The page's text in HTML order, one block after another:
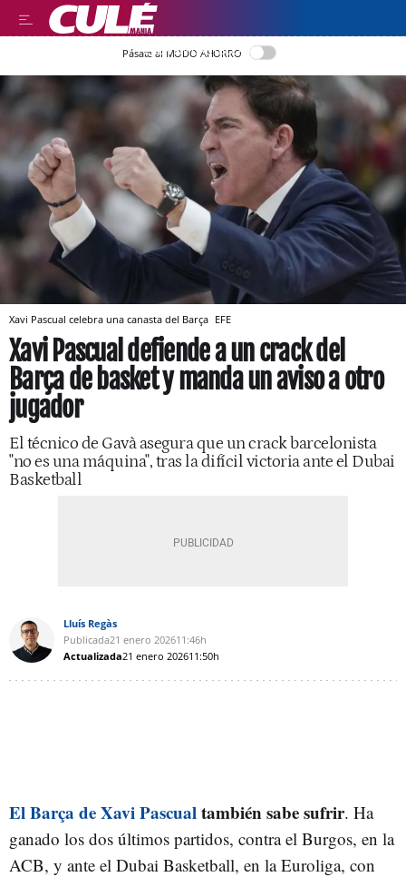
LEER EN CASTELLANO
Pásate al MODO AHORRO
Xavi Pascual celebra una canasta del Barça EFE
Xavi Pascual defiende a un crack del
Barça de basket y manda un aviso a otro
jugador
El técnico de Gavà asegura que un crack barcelonista
"no es una máquina", tras la difícil victoria ante el Dubai
Basketball
Lluís Regàs
Publicada21 enero 202611:46h
Actualizada21 enero 202611:50h
El Barça de Xavi Pascualtambién sabe sufrir. Ha
ganado los dos últimos partidos, contra el Burgos, en la
ACB, y ante el Dubai Basketball, en la Euroliga, con